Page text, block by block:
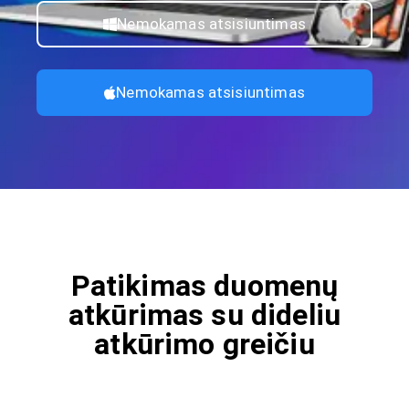
Nemokamas atsisiuntimas
Nemokamas atsisiuntimas
Patikimas duomenų
atkūrimas su dideliu
atkūrimo greičiu